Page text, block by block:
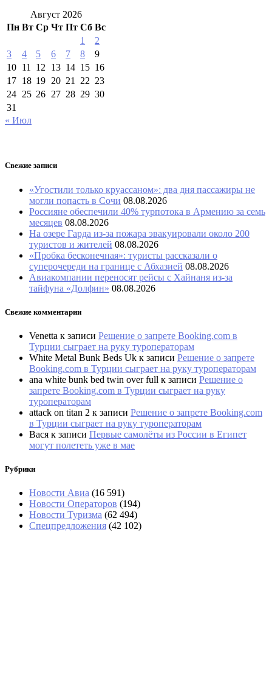
Август 2026
Пн Вт Ср Чт Пт Сб Вс
1
2
3
4 5 6 7 8
9
10 11 12 13 14 15 16
17 18 19 20 21 22 23
24 25 26 27 28 29 30
31
« Июл
Свежие записи
«Угостили только круассаном»: два дня пассажиры не
могли попасть в Сочи 08.08.2026
Россияне обеспечили 40% турпотока в Армению за семь
месяцев 08.08.2026
На озере Гарда из-за пожара эвакуировали около 200
туристов и жителей 08.08.2026
«Пробка бесконечная»: туристы рассказали о
суперочереди на границе с Абхазией 08.08.2026
Авиакомпании переносят рейсы с Хайнаня из-за
тайфуна «Долфин» 08.08.2026
Свежие комментарии
Venetta к записи Решение о запрете Booking.com в
Турции сыграет на руку туроператорам
White Metal Bunk Beds Uk к записи Решение о запрете
Booking.com в Турции сыграет на руку туроператорам
ana white bunk bed twin over full к записи Решение о
запрете Booking.com в Турции сыграет на руку
туроператорам
attack on titan 2 к записи Решение о запрете Booking.com
в Турции сыграет на руку туроператорам
Вася к записи Первые самолёты из России в Египет
могут полететь уже в мае
Рубрики
Новости Авиа (16 591)
Новости Операторов (194)
Новости Туризма (62 494)
Спецпредложения (42 102)